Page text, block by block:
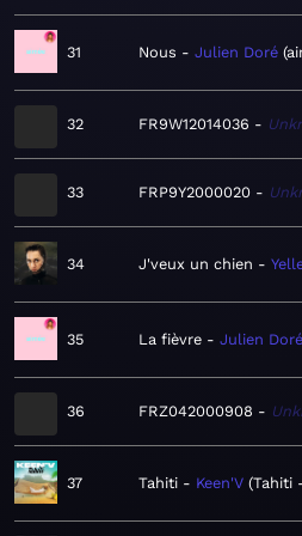
31 Nous Julien Doré
32 FR9W12014036
33 FRP9Y2000020
34 J'veux un chien
35 La fièvre Julien Doré
36 FRZ042000908
37 Tahiti Keen'V Tahiti